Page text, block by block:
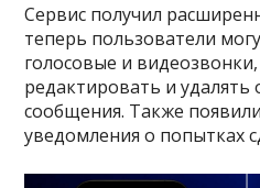
Сервис получил
теперь пользователи
голосовые и
редактировать и удалять
сообщения. Также
уведомления о попытках